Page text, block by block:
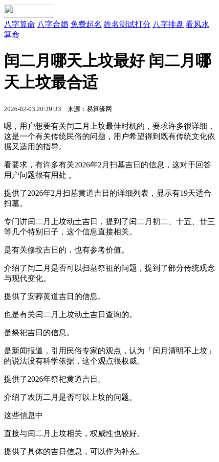
八字算命 八字合婚 免费起名 姓名测试打分 八字排盘 看风水
算命
闰二月哪天上坟最好 闰二月哪
天上坟最合适
2026-02-03 20:29:33 来源：易算缘网
嗯，用户想要有关闰二月上坟最佳时机的，要求许多很详细，
这是一个有关传统民俗的问题，用户希望得到既有传统文化依
据又适用的指导。
看要求，有许多有关2026年2月扫墓吉日的信息，这对于回答
用户问题很有用处 。
提供了2026年2月扫墓黄道吉日的详细列表，显示有19天适合
扫墓。
专门讲闰二月上坟动土吉日，提到了闰二月初二、十五、廿三
等几个特别日子，这个信息直接相关。
是有关修坟吉日的，也有参考价值。
介绍了闰二月是否可以扫墓祭祖的问题，提到了部分传统观念
与现代变化。
提供了安葬黄道吉日的信息。
也是有关闰二月上坟动土吉日查询的。
是祭祀吉日的信息。
是新闻报道，引用民俗专家的观点，认为「闰月清明不上坟」
的说法没有科学依据，这个观点很权威。
提供了2026年祭祀黄道吉日。
介绍了农历二月是否可以上坟的问题。
这些信息中
直接与闰二月上坟相关，权威性也较好。
提供了具体的吉日信息，可以作为补充。